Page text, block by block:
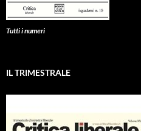
Tutti i numeri
IL TRIMESTRALE